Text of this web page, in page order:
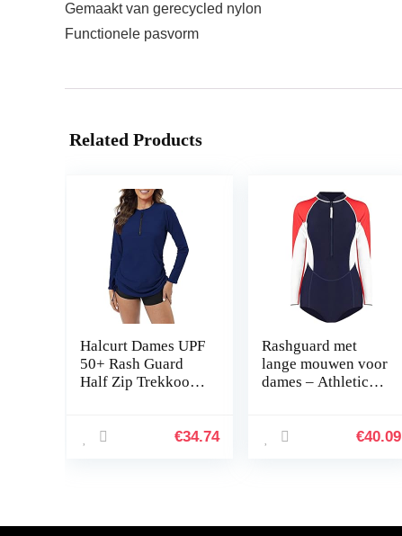
Gemaakt van gerecycled nylon
Functionele pasvorm
Related Products
Halcurt Dames UPF
50+ Rash Guard
Half Zip Trekkoord
€34.74
Rashguard met
lange mouwen voor
dames – Athletic
rits,UV-
€40.09